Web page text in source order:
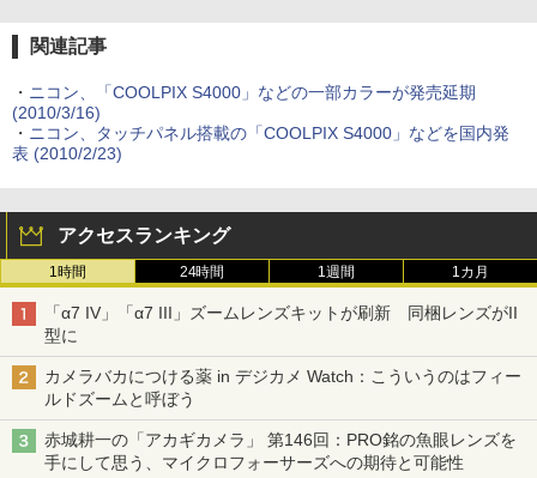
関連記事
・ ニコン、「COOLPIX S4000」などの一部カラーが発売延期
(2010/3/16)
・ ニコン、タッチパネル搭載の「COOLPIX S4000」などを国内発
表 (2010/2/23)
アクセスランキング
1時間 24時間 1週間 1カ月
「α7 IV」「α7 III」ズームレンズキットが刷新 同梱レンズがII
型に
カメラバカにつける薬 in デジカメ Watch：こういうのはフィー
ルドズームと呼ぼう
赤城耕一の「アカギカメラ」 第146回：PRO銘の魚眼レンズを
手にして思う、マイクロフォーサーズへの期待と可能性